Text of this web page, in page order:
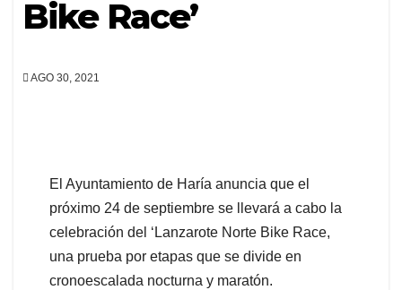
Bike Race’
AGO 30, 2021
El Ayuntamiento de Haría anuncia que el
próximo 24 de septiembre se llevará a cabo la
celebración del ‘Lanzarote Norte Bike Race,
una prueba por etapas que se divide en
cronoescalada nocturna y maratón.